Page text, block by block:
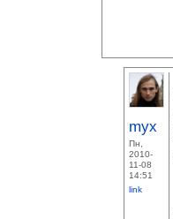
myx
Пн,
2010-
11-08
14:51
link